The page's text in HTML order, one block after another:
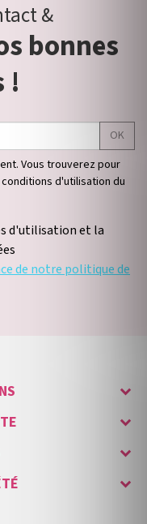
&
bonnes
!
OK
Vous trouverez pour
d'utilisation du
d'utilisation et la
de notre politique de